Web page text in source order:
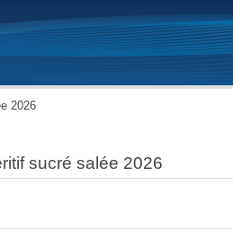
2026
sucré salée 2026